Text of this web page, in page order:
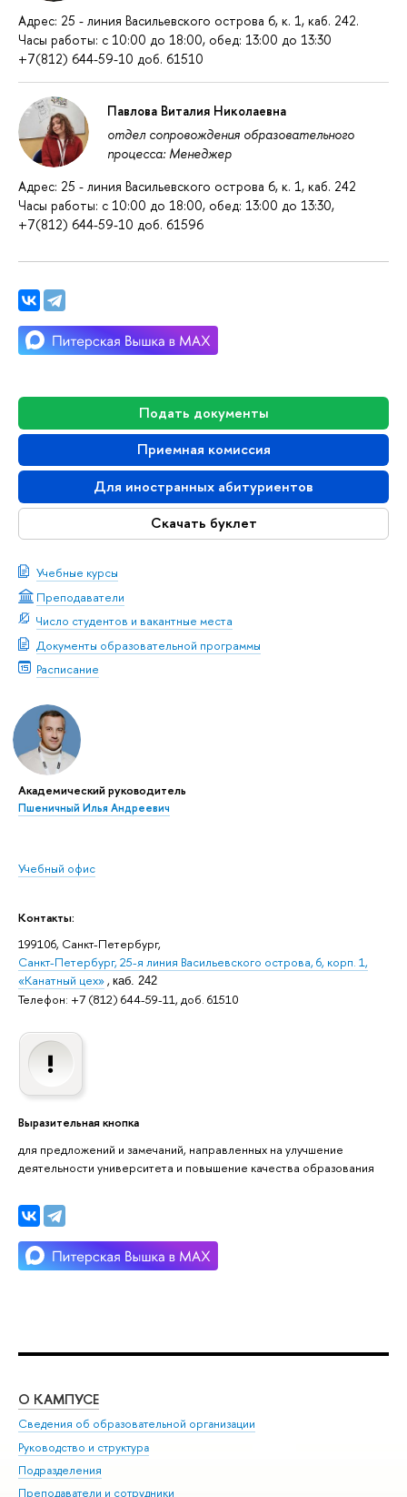
Подать документы
Приемная комиссия
Для иностранных абитуриентов
Скачать буклет
Учебные курсы
Преподаватели
Число студентов и вакантные места
Документы образовательной программы
Расписание
Академический руководитель
Пшеничный Илья Андреевич
Учебный офис
Контакты:
199106, Санкт-Петербург,
Санкт-Петербург, 25-я линия Васильевского острова, 6, корп. 1,
«Канатный цех», каб. 242
Телефон: +7 (812) 644-59-11, доб. 61510
Выразительная кнопка
для предложений и замечаний, направленных на улучшение
деятельности университета и повышение качества образования
Адрес: 25 - линия Васильевского острова 6, к. 1, каб. 242.
Часы работы: с 10:00 до 18:00, обед: 13:00 до 13:30
+7(812) 644-59-10 доб. 61510
Павлова Виталия Николаевна
отдел сопровождения образовательного
процесса: Менеджер
Адрес: 25 - линия Васильевского острова 6, к. 1, каб. 242
Часы работы: с 10:00 до 18:00, обед: 13:00 до 13:30,
+7(812) 644-59-10 доб. 61596
О КАМПУСЕ
Сведения об образовательной организации
Руководство и структура
Подразделения
Преподаватели и сотрудники